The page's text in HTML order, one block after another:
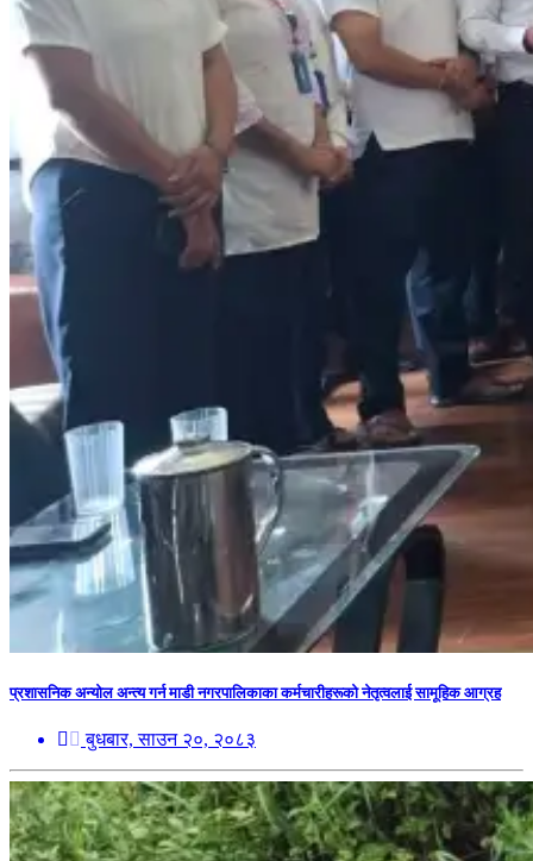
प्रशासनिक अन्योल अन्त्य गर्न माडी नगरपालिकाका कर्मचारीहरूको नेतृत्वलाई सामूहिक आग्रह
बुधबार, साउन २०, २०८३